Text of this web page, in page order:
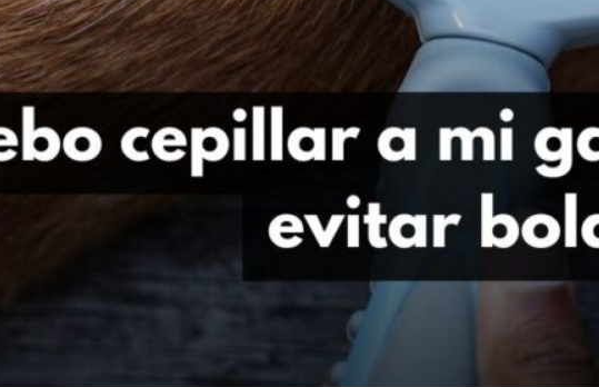
TikTok WhatsApp InstagramSpotify YouTube Facebook Twitter
Clic para suscribirte a la revista